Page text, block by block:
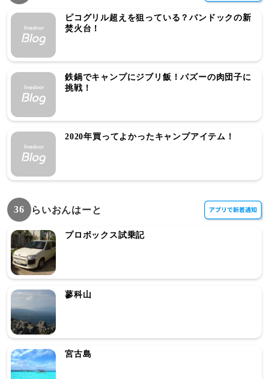
ピコグリル超えを狙っている？バンドックの新
焚火台！
鉄鍋でキャンプにジブリ飯！パズーの肉団子に
挑戦！
2020年買ってよかったキャンプアイテム！
36 らいおんはーと
プロボックス試乗記
蓼科山
宮古島